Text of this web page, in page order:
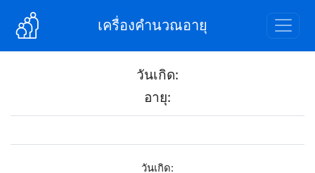
เครื่องคำนวณอายุ
วันเกิด:
อายุ:
วันเกิด: